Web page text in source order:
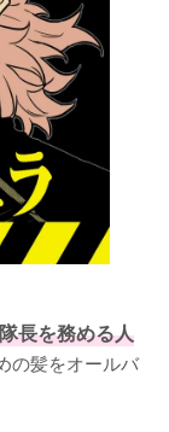
長を務める人
の髪をオールバ